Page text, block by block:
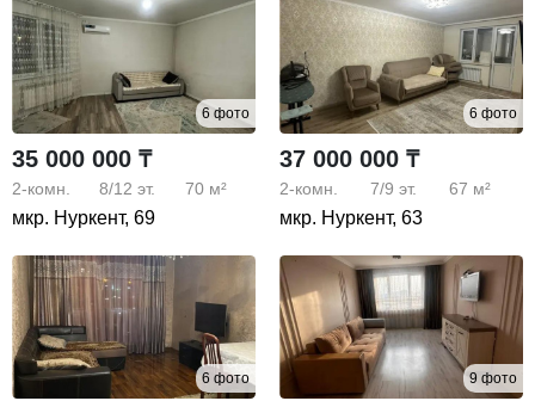
6 фото
35 000 000 ₸
2-комн. 8/12 эт. 70 м²
мкр. Нуркент, 69
6 фото
37 000 000 ₸
2-комн. 7/9 эт. 67 м²
мкр. Нуркент, 63
6 фото 9 фото